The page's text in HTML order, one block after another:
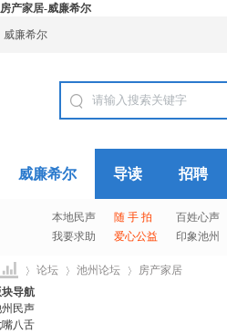
房产家居-威廉希尔
威廉希尔
威廉希尔 导读 招聘
本地民声 随 手 拍
百姓心声
我要求助
爱心公益 印象池州
论坛 池州论坛
房产家居
导航
民声
八舌